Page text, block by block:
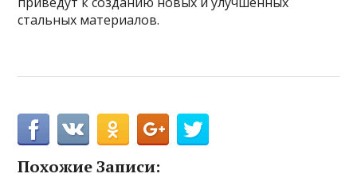
стальных материалов.
Похожие Записи: